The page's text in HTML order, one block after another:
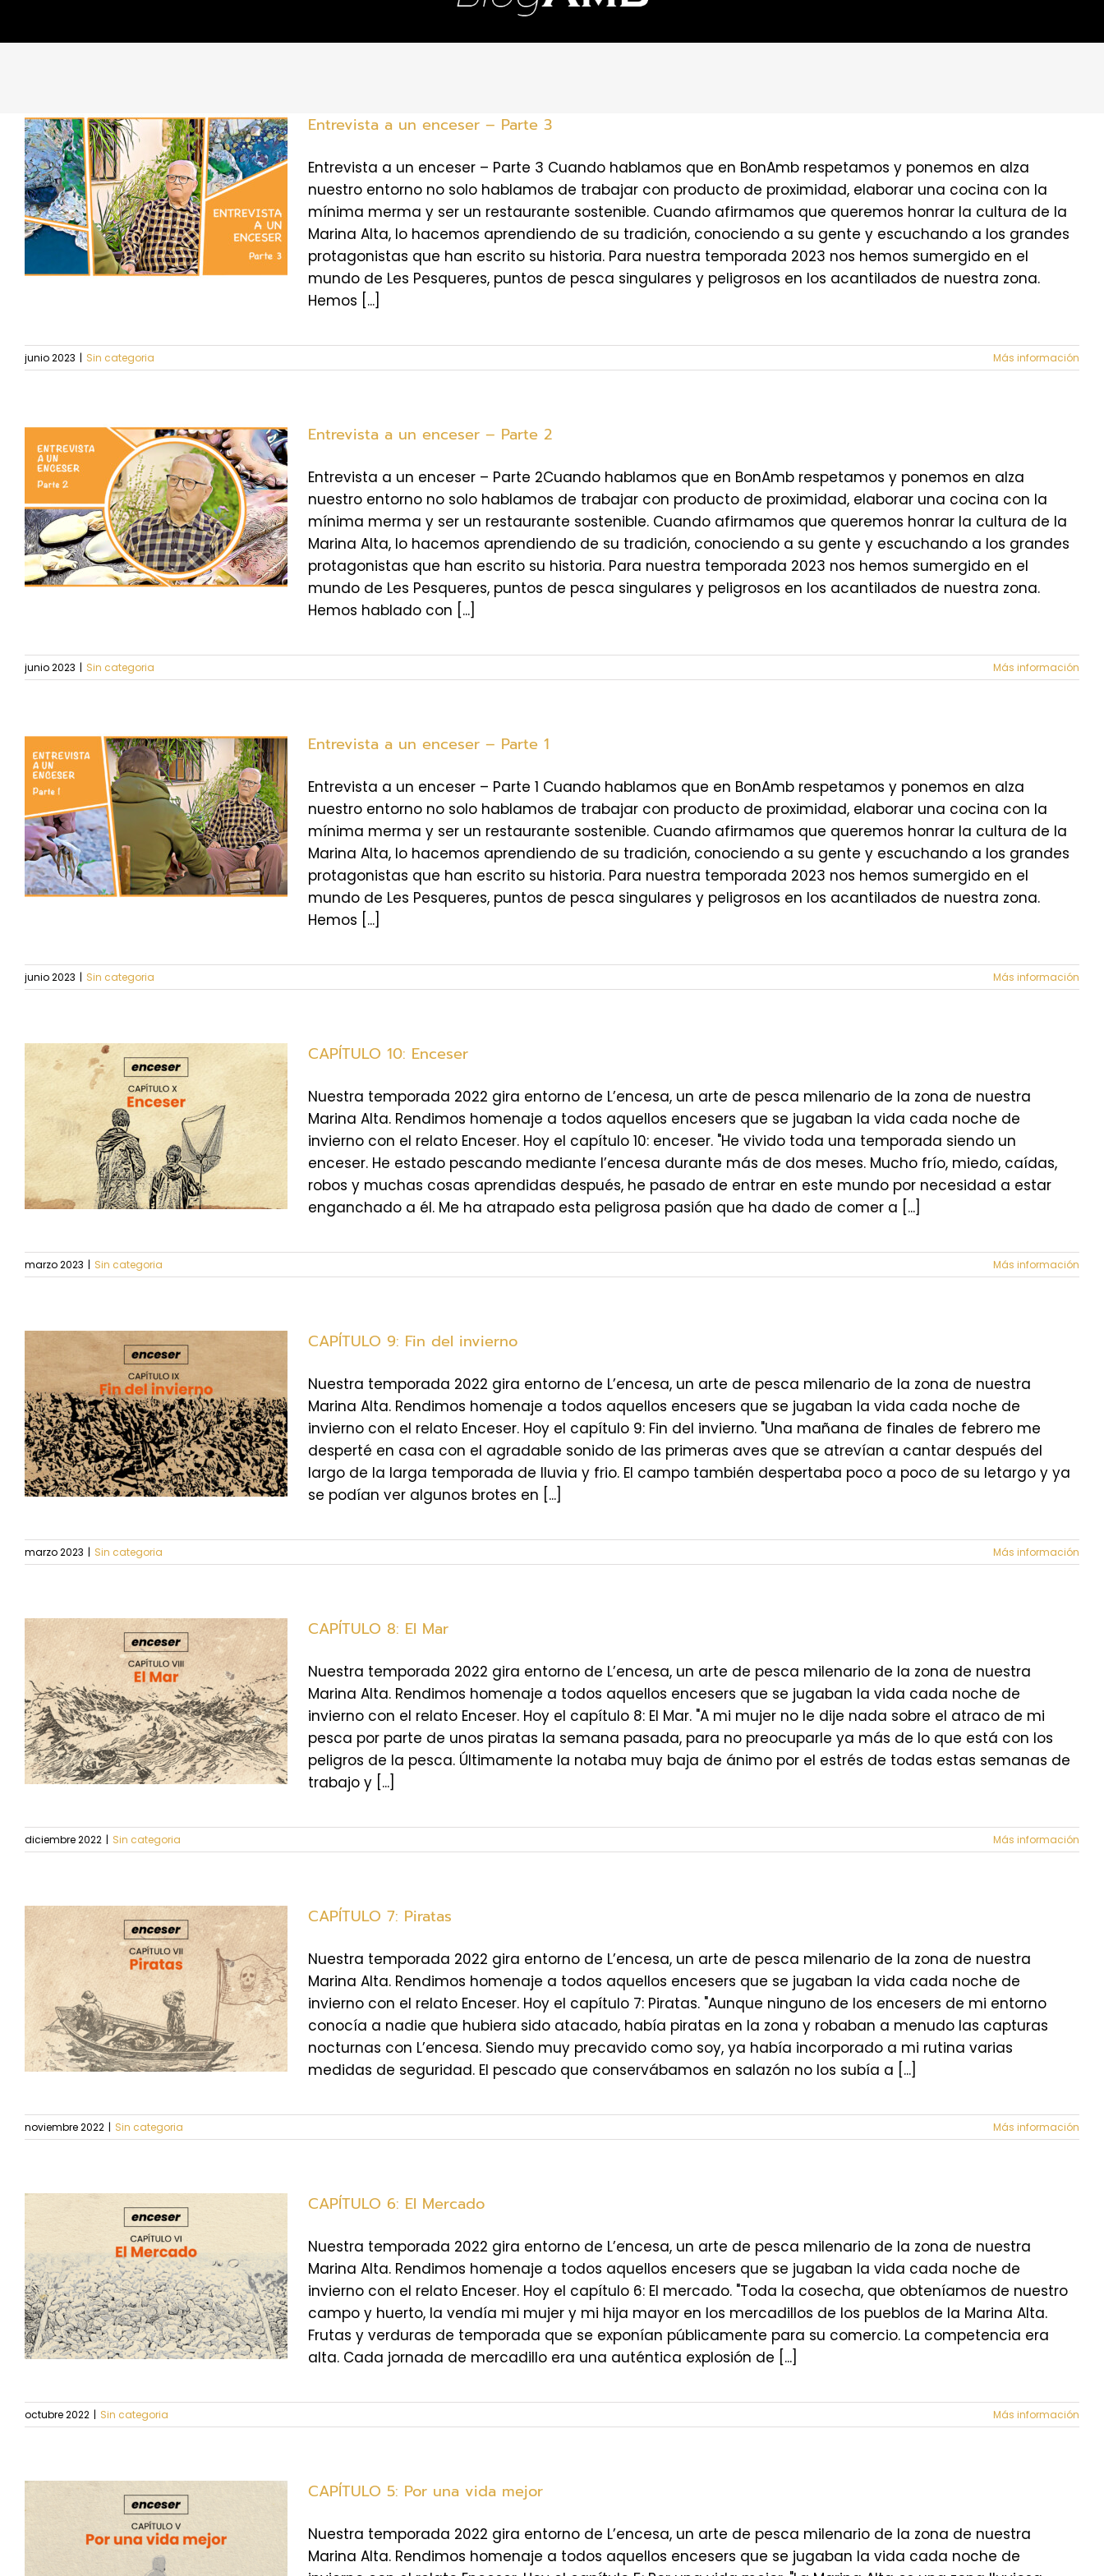
Entrevista a un enceser – Parte 3
Entrevista a un enceser – Parte 3 Cuando hablamos que en BonAmb respetamos y ponemos en alza
nuestro entorno no solo hablamos de trabajar con producto de proximidad, elaborar una cocina con la
mínima merma y ser un restaurante sostenible. Cuando afirmamos que queremos honrar la cultura de la
Marina Alta, lo hacemos aprendiendo de su tradición, conociendo a su gente y escuchando a los grandes
protagonistas que han escrito su historia. Para nuestra temporada 2023 nos hemos sumergido en el
mundo de Les Pesqueres, puntos de pesca singulares y peligrosos en los acantilados de nuestra zona.
Hemos [...]
junio 2023 | Sin categoria Más información
Entrevista a un enceser – Parte 2
Entrevista a un enceser – Parte 2Cuando hablamos que en BonAmb respetamos y ponemos en alza
nuestro entorno no solo hablamos de trabajar con producto de proximidad, elaborar una cocina con la
mínima merma y ser un restaurante sostenible. Cuando afirmamos que queremos honrar la cultura de la
Marina Alta, lo hacemos aprendiendo de su tradición, conociendo a su gente y escuchando a los grandes
protagonistas que han escrito su historia. Para nuestra temporada 2023 nos hemos sumergido en el
mundo de Les Pesqueres, puntos de pesca singulares y peligrosos en los acantilados de nuestra zona.
Hemos hablado con [...]
junio 2023 | Sin categoria Más información
Entrevista a un enceser – Parte 1
Entrevista a un enceser – Parte 1 Cuando hablamos que en BonAmb respetamos y ponemos en alza
nuestro entorno no solo hablamos de trabajar con producto de proximidad, elaborar una cocina con la
mínima merma y ser un restaurante sostenible. Cuando afirmamos que queremos honrar la cultura de la
Marina Alta, lo hacemos aprendiendo de su tradición, conociendo a su gente y escuchando a los grandes
protagonistas que han escrito su historia. Para nuestra temporada 2023 nos hemos sumergido en el
mundo de Les Pesqueres, puntos de pesca singulares y peligrosos en los acantilados de nuestra zona.
Hemos [...]
junio 2023 | Sin categoria Más información
CAPÍTULO 10: Enceser
Nuestra temporada 2022 gira entorno de L’encesa, un arte de pesca milenario de la zona de nuestra
Marina Alta. Rendimos homenaje a todos aquellos encesers que se jugaban la vida cada noche de
invierno con el relato Enceser. Hoy el capítulo 10: enceser. "He vivido toda una temporada siendo un
enceser. He estado pescando mediante l’encesa durante más de dos meses. Mucho frío, miedo, caídas,
robos y muchas cosas aprendidas después, he pasado de entrar en este mundo por necesidad a estar
enganchado a él. Me ha atrapado esta peligrosa pasión que ha dado de comer a [...]
marzo 2023 | Sin categoria Más información
CAPÍTULO 9: Fin del invierno
Nuestra temporada 2022 gira entorno de L’encesa, un arte de pesca milenario de la zona de nuestra
Marina Alta. Rendimos homenaje a todos aquellos encesers que se jugaban la vida cada noche de
invierno con el relato Enceser. Hoy el capítulo 9: Fin del invierno. "Una mañana de finales de febrero me
desperté en casa con el agradable sonido de las primeras aves que se atrevían a cantar después del
largo de la larga temporada de lluvia y frio. El campo también despertaba poco a poco de su letargo y ya
se podían ver algunos brotes en [...]
marzo 2023 | Sin categoria Más información
CAPÍTULO 8: El Mar
Nuestra temporada 2022 gira entorno de L’encesa, un arte de pesca milenario de la zona de nuestra
Marina Alta. Rendimos homenaje a todos aquellos encesers que se jugaban la vida cada noche de
invierno con el relato Enceser. Hoy el capítulo 8: El Mar. "A mi mujer no le dije nada sobre el atraco de mi
pesca por parte de unos piratas la semana pasada, para no preocuparle ya más de lo que está con los
peligros de la pesca. Últimamente la notaba muy baja de ánimo por el estrés de todas estas semanas de
trabajo y [...]
diciembre 2022 | Sin categoria Más información
CAPÍTULO 7: Piratas
Nuestra temporada 2022 gira entorno de L’encesa, un arte de pesca milenario de la zona de nuestra
Marina Alta. Rendimos homenaje a todos aquellos encesers que se jugaban la vida cada noche de
invierno con el relato Enceser. Hoy el capítulo 7: Piratas. "Aunque ninguno de los encesers de mi entorno
conocía a nadie que hubiera sido atacado, había piratas en la zona y robaban a menudo las capturas
nocturnas con L’encesa. Siendo muy precavido como soy, ya había incorporado a mi rutina varias
medidas de seguridad. El pescado que conservábamos en salazón no los subía a [...]
noviembre 2022 | Sin categoria Más información
CAPÍTULO 6: El Mercado
Nuestra temporada 2022 gira entorno de L’encesa, un arte de pesca milenario de la zona de nuestra
Marina Alta. Rendimos homenaje a todos aquellos encesers que se jugaban la vida cada noche de
invierno con el relato Enceser. Hoy el capítulo 6: El mercado. "Toda la cosecha, que obteníamos de nuestro
campo y huerto, la vendía mi mujer y mi hija mayor en los mercadillos de los pueblos de la Marina Alta.
Frutas y verduras de temporada que se exponían públicamente para su comercio. La competencia era
alta. Cada jornada de mercadillo era una auténtica explosión de [...]
octubre 2022 | Sin categoria Más información
CAPÍTULO 5: Por una vida mejor
Nuestra temporada 2022 gira entorno de L’encesa, un arte de pesca milenario de la zona de nuestra
Marina Alta. Rendimos homenaje a todos aquellos encesers que se jugaban la vida cada noche de